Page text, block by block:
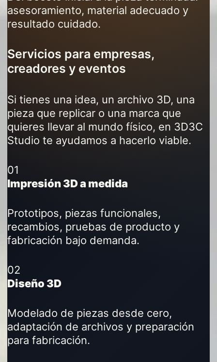
asesoramiento, material adecuado y
resultado cuidado.
Servicios para empresas,
creadores y eventos
Si tienes una idea, un archivo 3D, una
pieza que replicar o una marca que
quieres llevar al mundo físico, en 3D3C
Studio te ayudamos a hacerlo viable.
01
Impresión 3D a medida
Prototipos, piezas funcionales,
recambios, pruebas de producto y
fabricación bajo demanda.
02
Diseño 3D
Modelado de piezas desde cero,
adaptación de archivos y preparación
para fabricación.